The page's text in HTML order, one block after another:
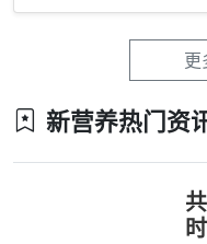
更
新营养热门资